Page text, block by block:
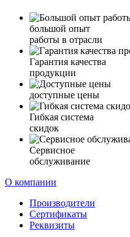
большой опыт
работы в отрасли
Гарантия качества
продукции
доступные цены
Гибкая система
скидок
Сервисное
обслуживание
О компании
Производители
Сертификаты
Реквизиты